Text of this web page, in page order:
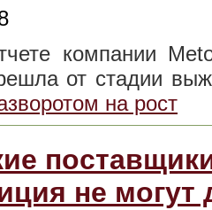
компании
от стадии
на рост
не могут